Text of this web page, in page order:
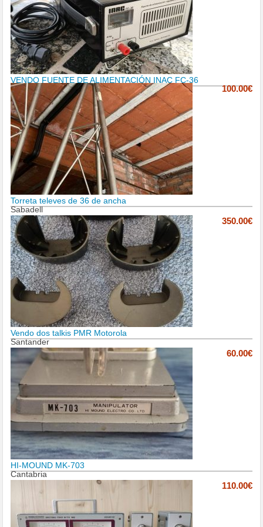
VENDO FUENTE DE ALIMENTACIÓN INAC FC-36
100.00€
Torreta televes de 36 de ancha
Sabadell
350.00€
Vendo dos talkis PMR Motorola
Santander
60.00€
HI-MOUND MK-703
Cantabria
110.00€